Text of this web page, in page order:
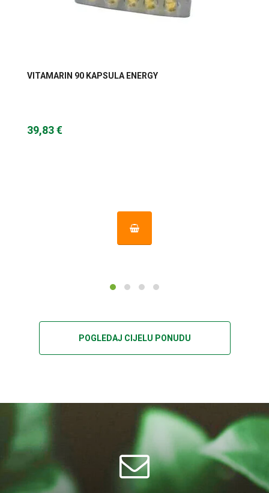
VITAMARIN 90 KAPSULA ENERGY
39,83 €
POGLEDAJ CIJELU PONUDU